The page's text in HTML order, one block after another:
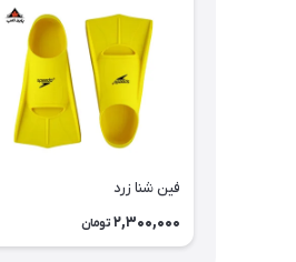
فین شنا زرد
2,300,000 تومان